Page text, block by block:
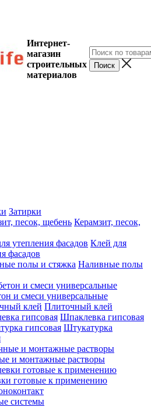
Интернет-
магазин
строительных
материалов
Затирки
Керамзит, песок,
Клей для
фасадов
Наливные полы
и смеси универсальные
Плиточный клей
Шпаклевка гипсовая
Штукатурка
и монтажные растворы
готовые к применению
системы